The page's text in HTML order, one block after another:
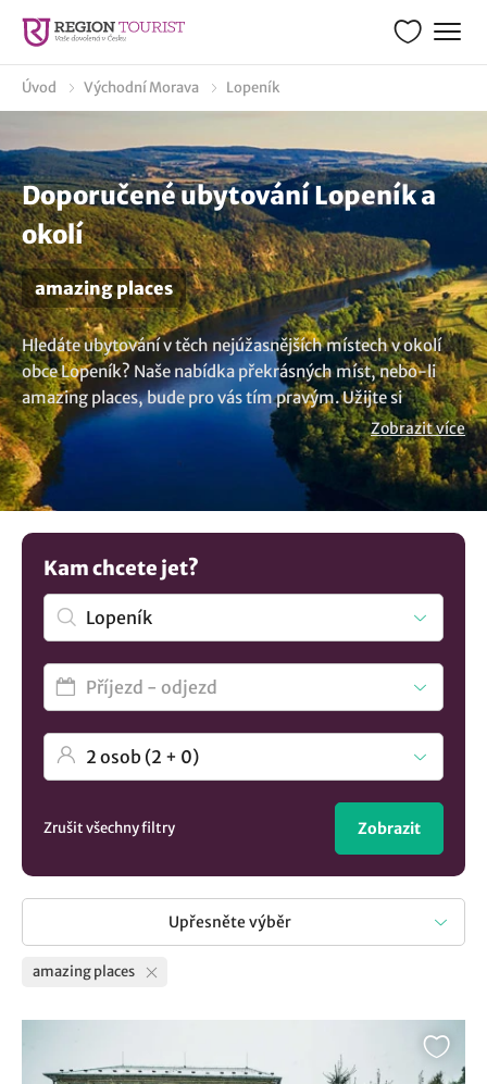
Úvod Východní Morava Lopeník
Doporučené ubytování Lopeník a
okolí
amazing places
Hledáte ubytování v těch nejúžasnějších místech v okolí
obce Lopeník? Naše nabídka překrásných míst, nebo-li
amazing places, bude pro vás tím pravým. Užijte si
neopakovatelný pobyt v jedinečném prostředí, které nabízí
kouzelná a úžasná místa. Nevybrali jste si? Mrkněte na
všechna
ubytování v lokalitě Lopeník
Zobrazit více
Kam chcete jet?
Zrušit všechny filtry Zobrazit
Upřesněte výběr
amazing places